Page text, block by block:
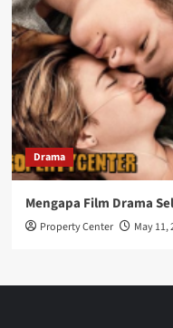
Drama
Mengapa Film Drama
Property Center May 11,